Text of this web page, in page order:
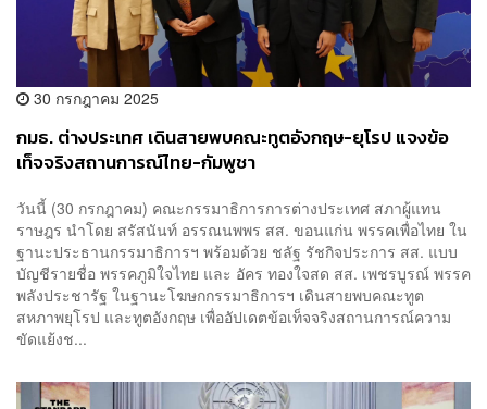
30 กรกฎาคม 2025
กมธ. ต่างประเทศ เดินสายพบคณะทูตอังกฤษ-ยุโรป แจงข้อ
เท็จจริงสถานการณ์ไทย-กัมพูชา
วันนี้ (30 กรกฎาคม) คณะกรรมาธิการการต่างประเทศ สภาผู้แทน
ราษฎร นำโดย สรัสนันท์ อรรณนพพร สส. ขอนแก่น พรรคเพื่อไทย ใน
ฐานะประธานกรรมาธิการฯ พร้อมด้วย ชลัฐ รัชกิจประการ สส. แบบ
บัญชีรายชื่อ พรรคภูมิใจไทย และ อัคร ทองใจสด สส. เพชรบูรณ์ พรรค
พลังประชารัฐ ในฐานะโฆษกกรรมาธิการฯ เดินสายพบคณะทูต
สหภาพยุโรป และทูตอังกฤษ เพื่ออัปเดตข้อเท็จจริงสถานการณ์ความ
ขัดแย้งช...